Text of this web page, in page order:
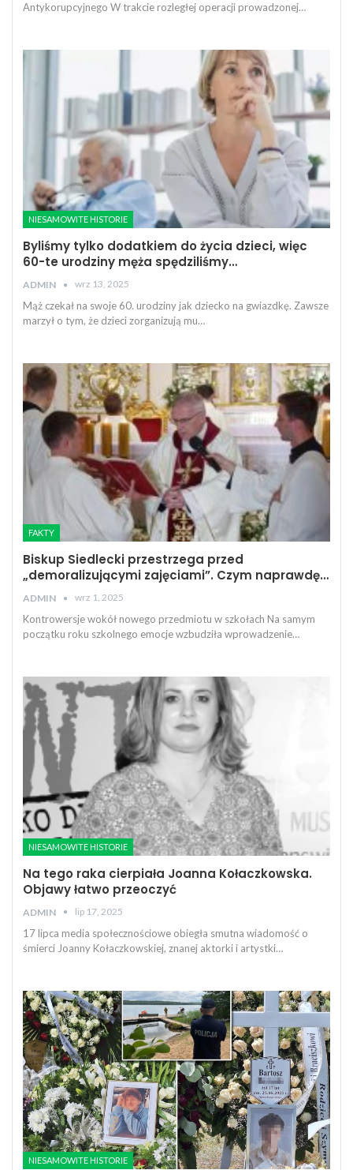
Antykorupcyjnego W trakcie rozległej operacji prowadzonej…
NIESAMOWITE HISTORIE
Byliśmy tylko dodatkiem do życia dzieci, więc
60-te urodziny męża spędziliśmy…
ADMIN wrz 13, 2025
Mąż czekał na swoje 60. urodziny jak dziecko na gwiazdkę. Zawsze
marzył o tym, że dzieci zorganizują mu…
FAKTY
Biskup Siedlecki przestrzega przed
„demoralizującymi zajęciami”. Czym naprawdę…
ADMIN wrz 1, 2025
Kontrowersje wokół nowego przedmiotu w szkołach Na samym
początku roku szkolnego emocje wzbudziła wprowadzenie…
NIESAMOWITE HISTORIE
Na tego raka cierpiała Joanna Kołaczkowska.
Objawy łatwo przeoczyć
ADMIN lip 17, 2025
17 lipca media społecznościowe obiegła smutna wiadomość o
śmierci Joanny Kołaczkowskiej, znanej aktorki i artystki…
NIESAMOWITE HISTORIE